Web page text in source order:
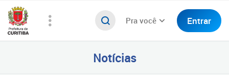
Pra você Entrar
Notícias